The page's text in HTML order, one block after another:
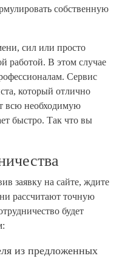
собственную
сил или просто
работой. В этом случае
Сервис
который отлично
всю необходимую
быстро. Так что вы
заявку на сайте, ждите
рассчитают точную
будет
из предложенных